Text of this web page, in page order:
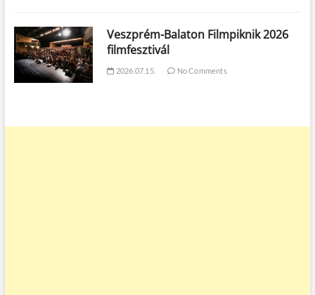
Veszprém-Balaton Filmpiknik 2026
filmfesztivál
2026.07.15. No Comments